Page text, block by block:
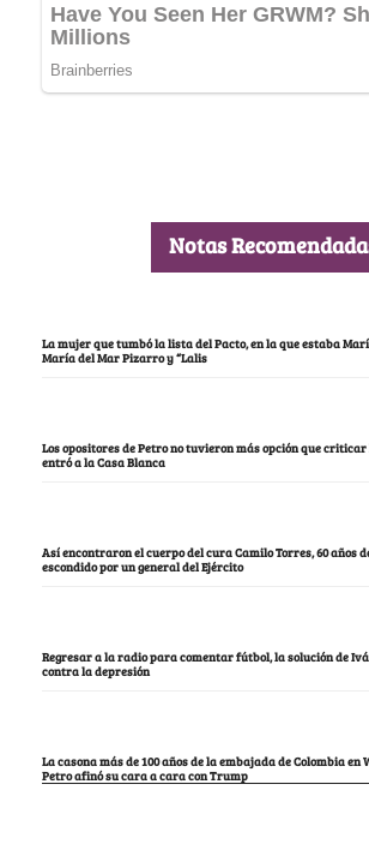
Notas
La mujer que tumbó la lista del Pacto, en la que estaba
María del Mar Pizarro y “Lalis
Los opositores de Petro no tuvieron más opción que
entró a la Casa Blanca
Así encontraron el cuerpo del cura Camilo Torres, 60 años
escondido por un general del Ejército
Regresar a la radio para comentar fútbol, la solución de
contra la depresión
La casona más de 100 años de la embajada de Colombia en
Petro afinó su cara a cara con Trump